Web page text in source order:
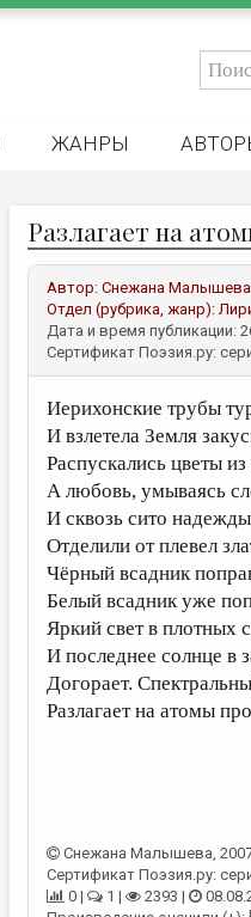
ЖАНРЫ
Разлагает на
Автор: Снежана Малышева
Отдел (рубрика, жанр):
Дата и время публикации:
Сертификат Поэзия.ру:
Иерихонские трубы
И взлетела Земля
Распускались цветы
А любовь, умываясь
И сквозь сито
Отделили от плевел
Чёрный всадник
Белый всадник уже
Яркий свет в плотных
И последнее солнце в
Догорает.
Разлагает на атомы
Снежана Малышева,
Сертификат Поэзия.ру:
0 |
1 | 2393 |